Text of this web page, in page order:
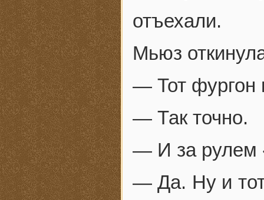
отъехали.
Мьюз
— Тот фургон
— Так точно.
— И за рулем
— Да. Ну и